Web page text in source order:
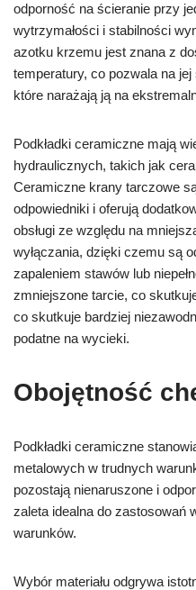
odporność na ścieranie przy
wytrzymałości i stabilności
azotku krzemu jest znana z
temperatury, co pozwala na
które narażają ją na
Podkładki ceramiczne mają
hydraulicznych, takich jak
Ceramiczne krany tarczowe
odpowiedniki i oferują
obsługi ze względu na
wyłączania, dzięki czemu są
zapaleniem stawów lub
zmniejszone tarcie, co
co skutkuje bardziej
podatne na wycieki.
Obojętność
Podkładki ceramiczne
metalowych w trudnych
pozostają nienaruszone i
zaleta idealna do zastosowań
warunków.
Wybór materiału odgrywa